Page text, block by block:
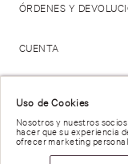
Uso de Cookies
Nosotros y nuestros
hacer que su experiencia
ofrecer marketing
ÓRDENES Y
CUENTA
Términos de Uso |Privacidad y